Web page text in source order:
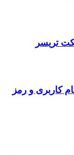
تریسر
کاربری و رمز